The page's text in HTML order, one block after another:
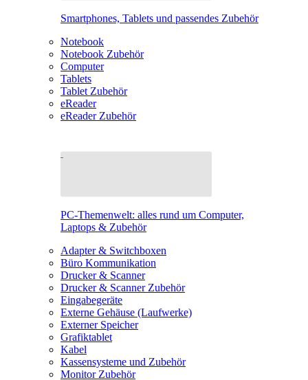
Smartphones, Tablets und passendes Zubehör
Notebook
Notebook Zubehör
Computer
Tablets
Tablet Zubehör
eReader
eReader Zubehör
PC-Themenwelt: alles rund um Computer,
Laptops & Zubehör
Adapter & Switchboxen
Büro Kommunikation
Drucker & Scanner
Drucker & Scanner Zubehör
Eingabegeräte
Externe Gehäuse (Laufwerke)
Externer Speicher
Grafiktablet
Kabel
Kassensysteme und Zubehör
Monitor Zubehör